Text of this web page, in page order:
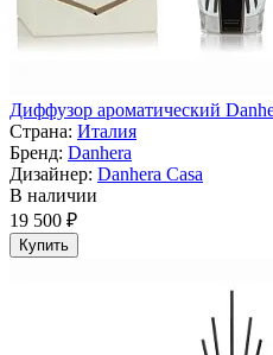
Диффузор ароматический
Страна: Италия
Бренд: Danhera
Дизайнер: Danhera Casa
В наличии
19 500 ₽
Купить